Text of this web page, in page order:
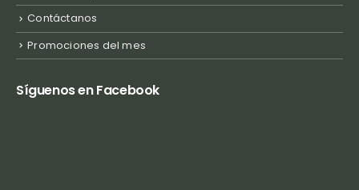
Contáctanos
Promociones del mes
Síguenos en Facebook